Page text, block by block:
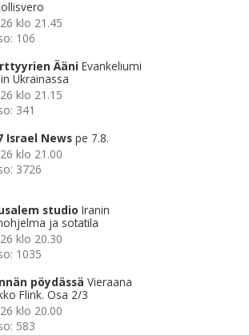
klo 21.45
106
Ääni Evankeliumi
Ukrainassa
klo 21.15
341
Israel News pe 7.8.
klo 21.00
3726
studio Iranin
ja sotatila
klo 20.30
1035
pöydässä Vieraana
Flink. Osa 2/3
klo 20.00
583